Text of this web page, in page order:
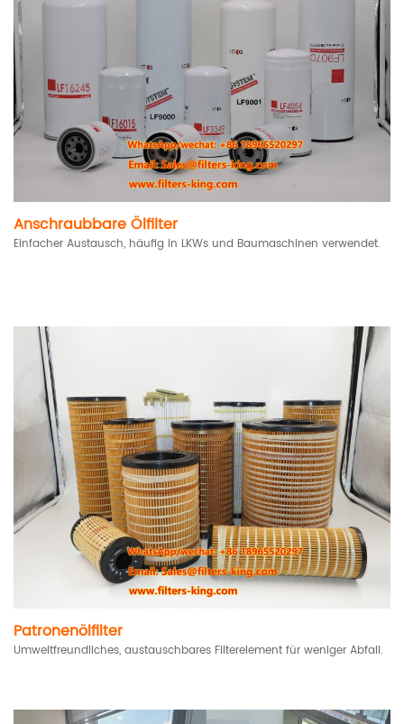
Anschraubbare Ölfilter
Einfacher Austausch, häufig in LKWs und Baumaschinen verwendet.
Patronenölfilter
Umweltfreundliches, austauschbares Filterelement für weniger Abfall.